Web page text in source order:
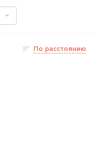
По расстоянию